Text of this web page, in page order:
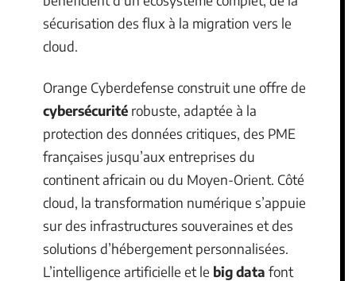
sécurisation des flux à la migration vers le
cloud.
Orange Cyberdefense construit une offre de
cybersécurité robuste, adaptée à la
protection des données critiques, des PME
françaises jusqu’aux entreprises du
continent africain ou du Moyen-Orient. Côté
cloud, la transformation numérique s’appuie
sur des infrastructures souveraines et des
solutions d’hébergement personnalisées.
L’intelligence artificielle et le big data font